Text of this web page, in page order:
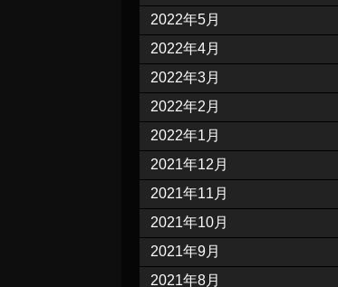
2022年5月
2022年4月
2022年3月
2022年2月
2022年1月
2021年12月
2021年11月
2021年10月
2021年9月
2021年8月